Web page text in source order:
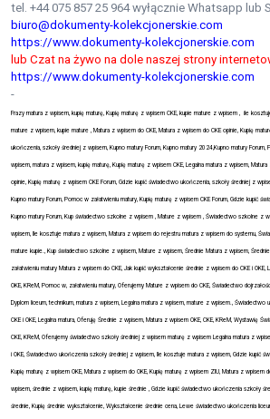
tel. +44 075 857 25 964 wyłącznie Whatsapp lub
biuro@dokumenty-kolekcjonerskie.com
https://www.dokumenty-kolekcjonerskie.com
lub Czat na żywo na dole naszej strony
https://www.dokumenty-kolekcjonerskie.com
-
Frazy matura z wpisem, kupię maturę, Kupię maturę z wpisem CKE, kupie mature z wpisem , ile
mature z wpisem, kupie mature , Matura z wpisem do CKE, Matura z wpisem do CKE opinie, Kupię
ukończenia, szkoły średniej z wpisem, Kupno matury Forum, Kupno matury 2024,Kupno matury Forum,
wpisem, matura z wpisem, kupię maturę, Kupię maturę z wpisem CKE, Legalna matura z wpisem,
opinie, Kupię maturę z wpisem CKE Forum, Gdzie kupić świadectwo ukończenia, szkoły średniej z
Kupno matury Forum, Pomoc w załatwieniu matury, Kupię maturę z wpisem CKE Forum, Gdzie kupić
Kupno matury Forum, Kup świadectwo szkolne z wpisem , Mature z wpisem , Świadectwo szkolne z
wpisem, Ile kosztuje matura z wpisem, Matura z wpisem do rejestru matura z wpisem do systemu,
mature kupie., Kup świadectwo szkolne z wpisem, Mature z wpisem, Średnie Matura z wpisem,
załatwieniu matury Matura z wpisem do CKE, Jak kupić wykształcenie średnie z wpisem do CKE i
OKE, KReM, Pomoc w, załatwieniu matury, Oferujemy Mature z wpisem do CKE, Świadectwo
Dyplom liceum, technikum, matura z wpisem, Legalna matura z wpisem, mature z wpisem.,
CKE i OKE, Legalna matura, Oferuję Średnie z wpisem, Matura z wpisem OKE, CKE, KReM, Wystawię
CKE, KReM, Oferujemy świadectwo szkoły średniej z wpisem maturę z wpisem Legalna matura z
i OKE, Świadectwo ukończenia szkoły średniej z wpisem, Ile kosztuje matura z wpisem, Gdzie kupić
Kupię maturę z wpisem OKE, Matura z wpisem do OKE, Kupię maturę z wpisem ZIU, Matura z wpisem
wpisem, średnie z wpisem, kupię maturę, kupie średnie , Gdzie kupić świadectwo ukończenia szkoły
średnie, Kupię średnie wykształcenie, Wykształcenie średnie cena, Lewe świadectwo ukończenia